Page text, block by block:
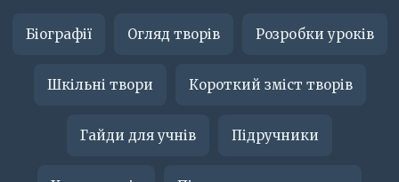
Біографії Огляд творів Розробки уроків
Шкільні твори Короткий зміст творів
Гайди для учнів Підручники